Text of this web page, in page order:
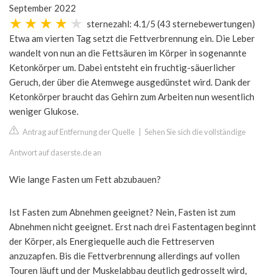
September 2022
sternezahl: 4.1/5 (43 sternebewertungen)
Etwa am vierten Tag setzt die Fettverbrennung ein. Die Leber
wandelt von nun an die Fettsäuren im Körper in sogenannte
Ketonkörper um. Dabei entsteht ein fruchtig-säuerlicher
Geruch, der über die Atemwege ausgedünstet wird. Dank der
Ketonkörper braucht das Gehirn zum Arbeiten nun wesentlich
weniger Glukose.
Antrag auf Entfernung der Quelle Sehen Sie sich die vollständige
Antwort auf daserste.de an
Wie lange Fasten um Fett abzubauen?
Ist Fasten zum Abnehmen geeignet? Nein, Fasten ist zum
Abnehmen nicht geeignet. Erst nach drei Fastentagen beginnt
der Körper, als Energiequelle auch die Fettreserven
anzuzapfen. Bis die Fettverbrennung allerdings auf vollen
Touren läuft und der Muskelabbau deutlich gedrosselt wird,